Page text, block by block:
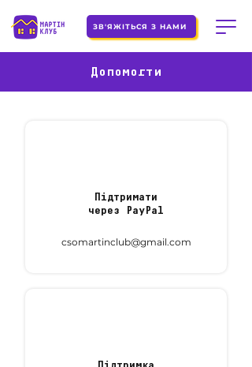
ЗВ'ЯЖІТЬСЯ З НАМИ
Допомогти
Підтримати
через PayPal
csomartinclub@gmail.com